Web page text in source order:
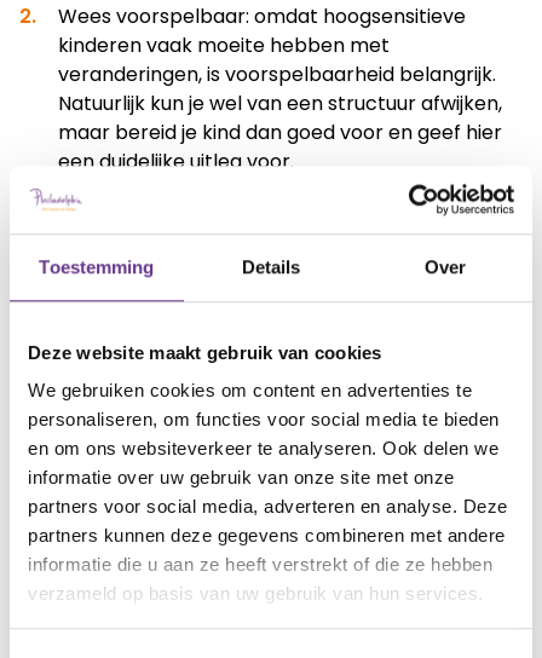
Toestemming Details Over
Deze website maakt gebruik van cookies
We gebruiken cookies om content en advertenties te
personaliseren, om functies voor social media te bieden
en om ons websiteverkeer te analyseren. Ook delen we
informatie over uw gebruik van onze site met onze
partners voor social media, adverteren en analyse. Deze
partners kunnen deze gegevens combineren met andere
informatie die u aan ze heeft verstrekt of die ze hebben
verzameld op basis van uw gebruik van hun services.
Wees voorspelbaar: omdat hoogsensitieve
kinderen vaak moeite hebben met
veranderingen, is voorspelbaarheid belangrijk.
Natuurlijk kun je wel van een structuur afwijken,
maar bereid je kind dan goed voor en geef hier
een duidelijke uitleg voor.
veel behoefte aan rust. Voldoende slaap,
rustmomenten gedurende de dag en het
belangrijk. Rust hoeft niet te betekenen dat je
niets kunt doen. Een wandeling in de natuur
maken is ook erg rustgevend.
Geef tijd: het kost een hoogsensitief kind meer
tijd om informatie en emoties te verwerken.
Daarom is het belangrijk om geduldig te zijn en
geen druk op te leggen. Neem daarbij geen
taken over, maar verdeel het in kleine,